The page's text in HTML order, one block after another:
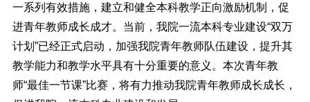
一系列有效措施，建立和健全本科教学正向激励机制，促
进青年教师成长成才。当前，我院一流本科专业建设“双万
计划”已经正式启动，加强我院青年教师队伍建设，提升其
教学能力和教学水平具有十分重要的意义。本次青年教
师“最佳一节课”比赛，将有力推动我院青年教师成长成长，